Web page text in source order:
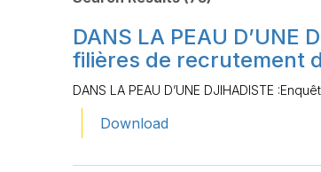
DANS LA PEAU
filières de recrutement
DANS LA PEAU D’UNE DJIHADISTE
Download